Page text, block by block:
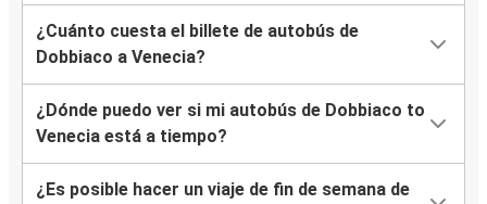
¿Cuánto cuesta el billete de autobús de
Dobbiaco a Venecia?
¿Dónde puedo ver si mi autobús de Dobbiaco to
Venecia está a tiempo?
¿Es posible hacer un viaje de fin de semana de